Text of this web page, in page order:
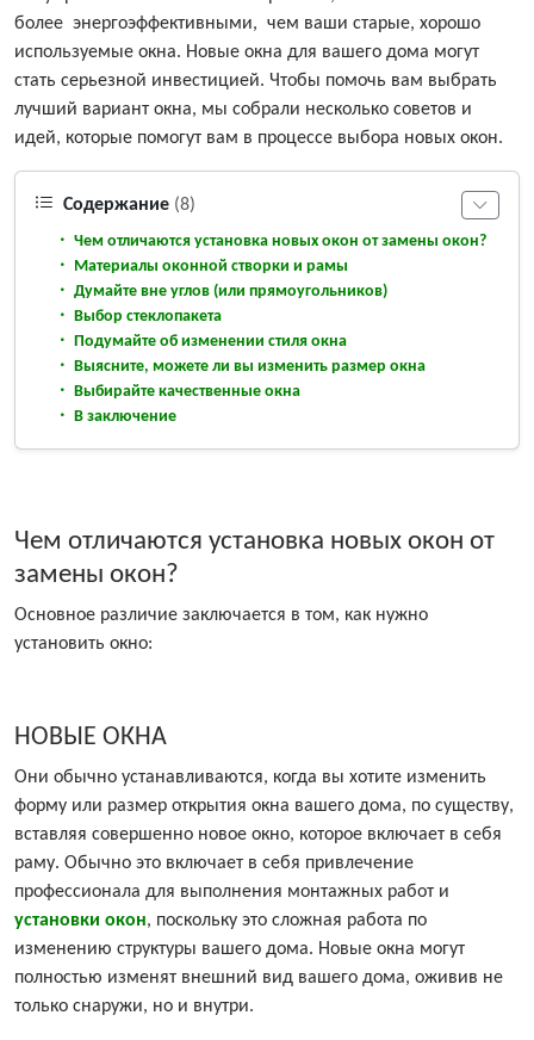
более энергоэффективными, чем ваши старые, хорошо
используемые окна. Новые окна для вашего дома могут
стать серьезной инвестицией. Чтобы помочь вам выбрать
лучший вариант окна, мы собрали несколько советов и
идей, которые помогут вам в процессе выбора новых окон.
Содержание (8)
Чем отличаются установка новых окон от замены окон?
Материалы оконной створки и рамы
Думайте вне углов (или прямоугольников)
Выбор стеклопакета
Подумайте об изменении стиля окна
Выясните, можете ли вы изменить размер окна
Выбирайте качественные окна
В заключение
Чем отличаются установка новых окон от
замены окон?
Основное различие заключается в том, как нужно
установить окно:
НОВЫЕ ОКНА
Они обычно устанавливаются, когда вы хотите изменить
форму или размер открытия окна вашего дома, по существу,
вставляя совершенно новое окно, которое включает в себя
раму. Обычно это включает в себя привлечение
профессионала для выполнения монтажных работ и
установки окон, поскольку это сложная работа по
изменению структуры вашего дома. Новые окна могут
полностью изменят внешний вид вашего дома, оживив не
только снаружи, но и внутри.